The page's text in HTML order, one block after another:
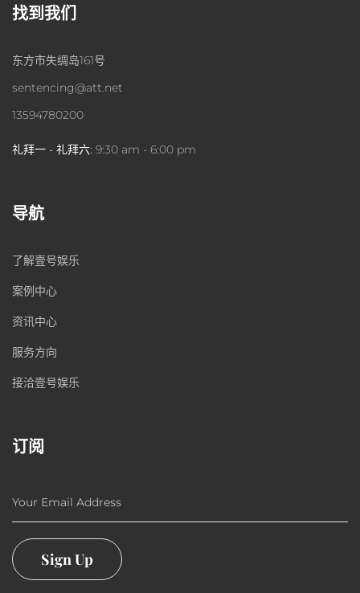
找到我们
东方市失绸岛161号
sentencing@att.net
13594780200
礼拜一 - 礼拜六: 9:30 am - 6:00 pm
导航
了解壹号娱乐
案例中心
资讯中心
服务方向
接洽壹号娱乐
订阅
Your Email Address
Sign Up